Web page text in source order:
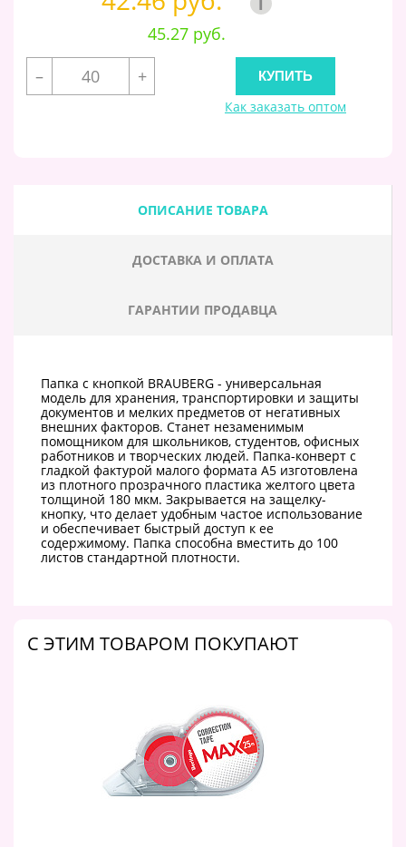
45.27 руб.
–
+
Как заказать оптом
ОПИСАНИЕ ТОВАРА
ДОСТАВКА И ОПЛАТА
ГАРАНТИИ ПРОДАВЦА
Папка с кнопкой BRAUBERG - универсальная
модель для хранения, транспортировки и защиты
документов и мелких предметов от негативных
внешних факторов. Станет незаменимым
помощником для школьников, студентов, офисных
работников и творческих людей. Папка-конверт с
гладкой фактурой малого формата А5 изготовлена
из плотного прозрачного пластика желтого цвета
толщиной 180 мкм. Закрывается на защелку-
кнопку, что делает удобным частое использование
и обеспечивает быстрый доступ к ее
содержимому. Папка способна вместить до 100
листов стандартной плотности.
C ЭТИМ ТОВАРОМ ПОКУПАЮТ